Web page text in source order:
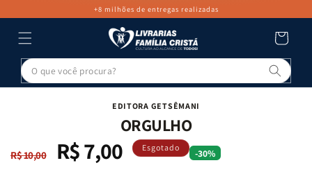
+8 milhões de entregas realizadas
Carrinho
PULAR PARA
EDITORA GETSÊMANI
ORGULHO
Preço
normal
R$ 10,00
Preço
promocional
R$ 7,00 Esgotado -30%